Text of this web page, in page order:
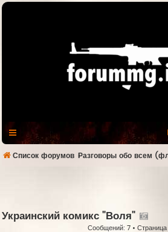
Список форумов Разговоры обо всем
Украинский комикс "Воля"
Сообщений: 7 • Страница